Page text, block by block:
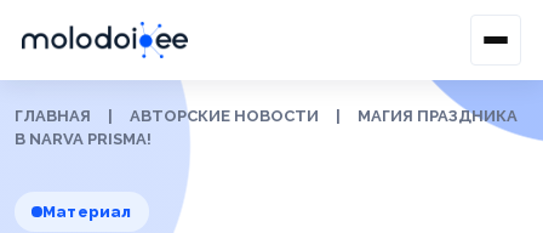
ГЛАВНАЯ АВТОРСКИЕ НОВОСТИ
МАГИЯ ПРАЗДНИКА
В NARVA PRISMA!
Материал